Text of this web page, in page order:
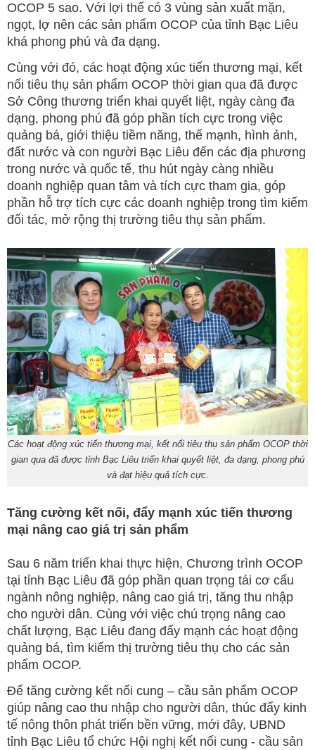
OCOP 5 sao. Với lợi thế có 3 vùng sản xuất mặn,
ngọt, lợ nên các sản phẩm OCOP của tỉnh Bạc Liêu
khá phong phú và đa dạng.
Cùng với đó, các hoạt động xúc tiến thương mại, kết
nối tiêu thụ sản phẩm OCOP thời gian qua đã được
Sở Công thương triển khai quyết liệt, ngày càng đa
dạng, phong phú đã góp phần tích cực trong việc
quảng bá, giới thiệu tiềm năng, thế mạnh, hình ảnh,
đất nước và con người Bạc Liêu đến các địa phương
trong nước và quốc tế, thu hút ngày càng nhiều
doanh nghiệp quan tâm và tích cực tham gia, góp
phần hỗ trợ tích cực các doanh nghiệp trong tìm kiếm
đối tác, mở rộng thị trường tiêu thụ sản phẩm.
Các hoạt động xúc tiến thương mại, kết nối tiêu thụ sản phẩm OCOP thời
gian qua đã được tỉnh Bạc Liêu triển khai quyết liệt, đa dạng, phong phú
và đạt hiệu quả tích cực.
Tăng cường kết nối, đẩy mạnh xúc tiến thương
mại nâng cao giá trị sản phẩm
Sau 6 năm triển khai thực hiện, Chương trình OCOP
tại tỉnh Bạc Liêu đã góp phần quan trọng tái cơ cấu
ngành nông nghiệp, nâng cao giá trị, tăng thu nhập
cho người dân. Cùng với việc chú trọng nâng cao
chất lượng, Bạc Liêu đang đẩy mạnh các hoạt động
quảng bá, tìm kiếm thị trường tiêu thụ cho các sản
phẩm OCOP.
Để tăng cường kết nối cung – cầu sản phẩm OCOP
giúp nâng cao thu nhập cho người dân, thúc đẩy kinh
tế nông thôn phát triển bền vững, mới đây, UBND
tỉnh Bạc Liêu tổ chức Hội nghị kết nối cung - cầu sản